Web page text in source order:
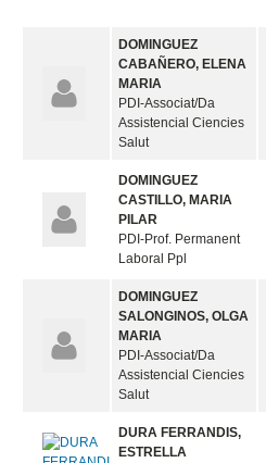
DOMINGUEZ
CABAÑERO, ELENA
MARIA
PDI-Associat/Da
Assistencial Ciencies
Salut
DOMINGUEZ
CASTILLO, MARIA
PILAR
PDI-Prof. Permanent
Laboral Ppl
DOMINGUEZ
SALONGINOS, OLGA
MARIA
PDI-Associat/Da
Assistencial Ciencies
Salut
DURA FERRANDIS,
ESTRELLA